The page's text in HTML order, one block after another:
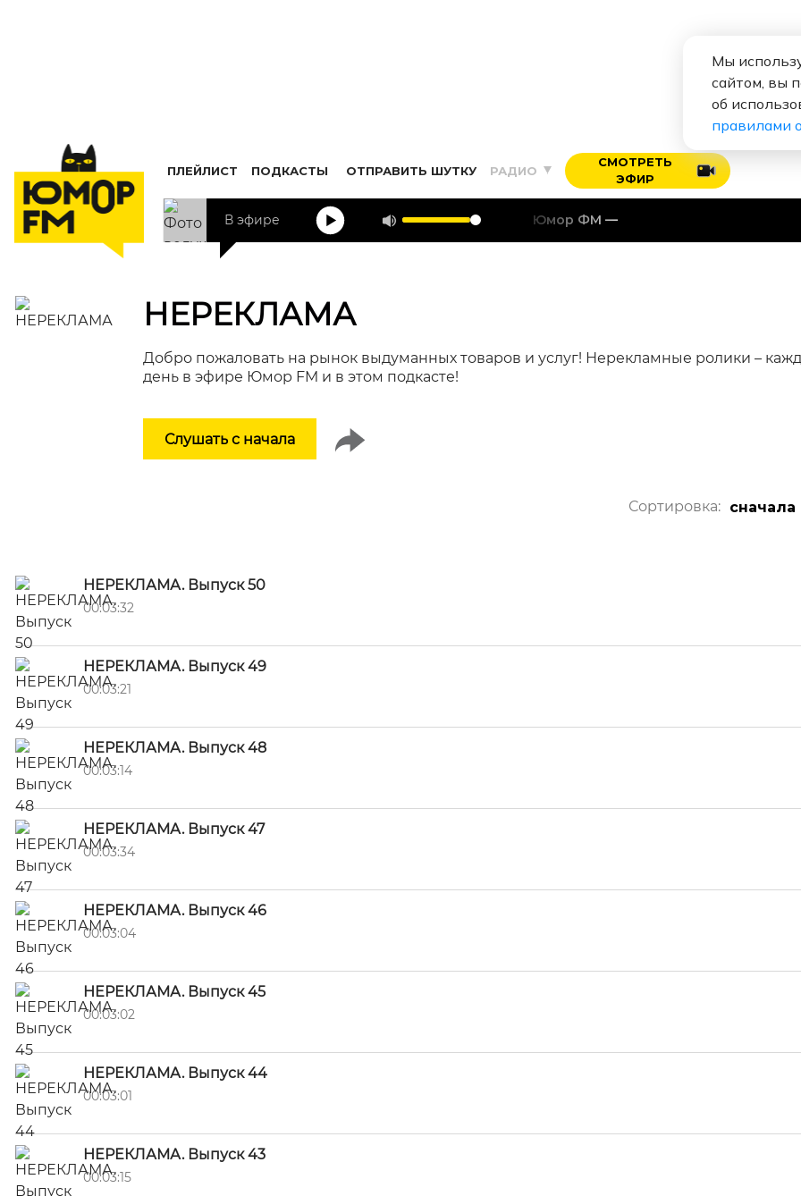
ПЛЕЙЛИСТ ПОДКАСТЫ ОТПРАВИТЬ ШУТКУ РАДИО
СМОТРЕТЬ
ЭФИР
В эфире Юмор ФМ
НЕРЕКЛАМА
Добро пожаловать на рынок выдуманных товаров и услуг! Нерекламные ролики –
день в эфире Юмор FM и в этом подкасте!
Слушать с начала
Сортировка:
НЕРЕКЛАМА. Выпуск 50
00:03:32
НЕРЕКЛАМА. Выпуск 49
00:03:21
НЕРЕКЛАМА. Выпуск 48
00:03:14
НЕРЕКЛАМА. Выпуск 47
00:03:34
НЕРЕКЛАМА. Выпуск 46
00:03:04
НЕРЕКЛАМА. Выпуск 45
00:03:02
НЕРЕКЛАМА. Выпуск 44
00:03:01
НЕРЕКЛАМА. Выпуск 43
00:03:15
Мы
сайтом, вы
об
правилами